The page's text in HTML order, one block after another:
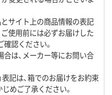
サイト上の商品情報の表記
使用前には必ずお届けした
認ください。
は、メーカー等にお問い合
表記は、箱でのお届けをお約束
めご了承ください。